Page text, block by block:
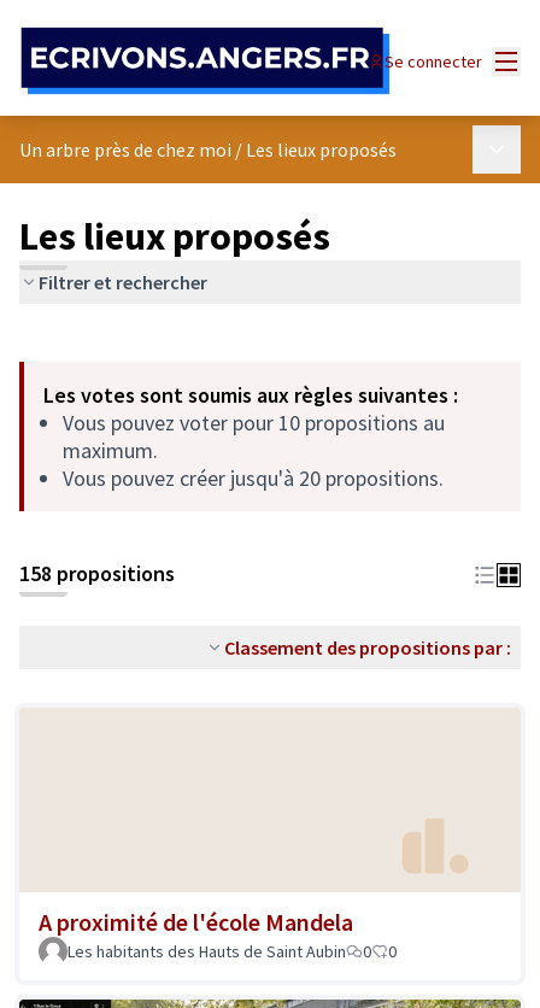
Se connecter
Un arbre près de chez moi / Les lieux proposés
Les lieux proposés
Filtrer et rechercher
−
Les votes sont soumis aux règles suivantes :
Vous pouvez voter pour 10 propositions au
maximum.
Vous pouvez créer jusqu'à 20 propositions.
158 propositions
Classement des propositions par :
A proximité de l'école Mandela
Les habitants des Hauts de Saint Aubin 0 0